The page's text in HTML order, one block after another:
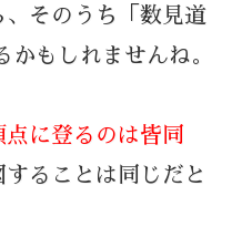
そのうち「数見道
もしれませんね。
点に登るのは皆同
ることは同じだと